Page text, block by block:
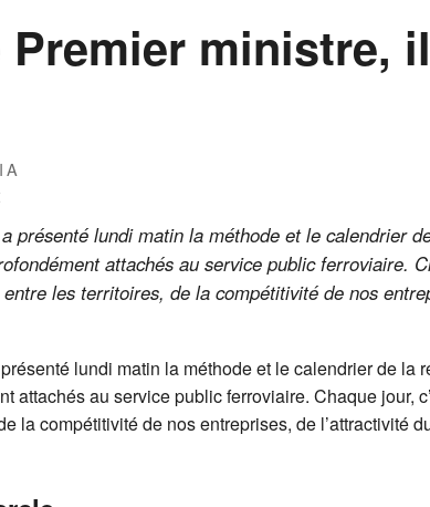
Premier ministre,
présenté lundi matin la méthode et le calendrier
attachés au service public ferroviaire.
les territoires, de la compétitivité de nos
lundi matin la méthode et le calendrier de la
attachés au service public ferroviaire. Chaque jour,
la compétitivité de nos entreprises, de l’attractivité